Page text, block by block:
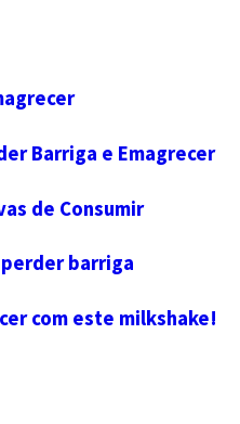
Barriga e Emagrecer
de Consumir
barriga
com este milkshake!